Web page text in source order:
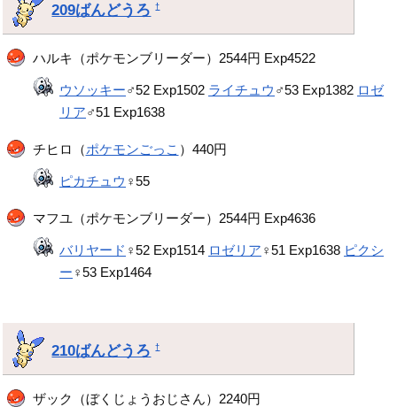
209ばんどうろ †
ハルキ（ポケモンブリーダー）2544円 Exp4522
ウソッキー♂52 Exp1502 ライチュウ ♂53 Exp1382 ロゼ
リア♂51 Exp1638
チヒロ（ポケモンごっこ ）440円
ピカチュウ ♀55
マフユ（ポケモンブリーダー）2544円 Exp4636
バリヤード ♀52 Exp1514 ロゼリア ♀51 Exp1638 ピクシ
ー ♀53 Exp1464
210ばんどうろ †
ザック（ぼくじょうおじさん）2240円